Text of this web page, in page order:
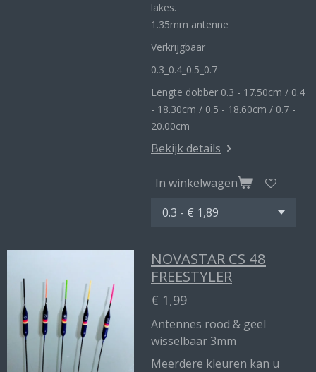
lakes.
1.35mm antenne
Verkrijgbaar
0.3_ 0.4_ 0.5_0.7
Lengte dobber 0.3 - 17.50cm / 0.4
- 18.30cm / 0.5 - 18.60cm / 0.7 -
20.00cm
Bekijk details
In winkelwagen
NOVASTAR CS 48
FREESTYLER
€ 1,99
Antennes rood & geel
wisselbaar 3mm
Meerdere kleuren kan u